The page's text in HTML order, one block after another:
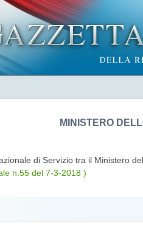
MINISTERO
di Servizio tra il Ministero
n.55 del 7-3-2018 )